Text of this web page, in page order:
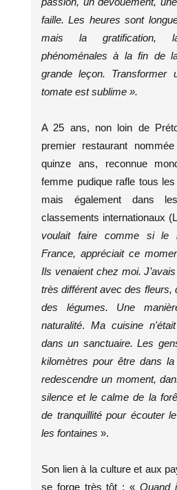
faille. Les heures sont
mais la gratification, la
phénoménales à la fin de
grande leçon. Transformer
tomate est sublime ».
A 25 ans, non loin de
premier restaurant
quinze ans, reconnue
femme pudique rafle tous
mais également dans
classements internationaux
voulait faire comme si le
France, appréciait ce
Ils venaient chez moi.
très différent avec des fleurs,
des légumes. Une
naturalité. Ma cuisine
dans un sanctuaire. Les
kilomètres pour être dans
redescendre un moment,
silence et le calme de la
de tranquillité pour écouter
les fontaines ».
Son lien à la culture et aux
se forge très tôt : « Quand